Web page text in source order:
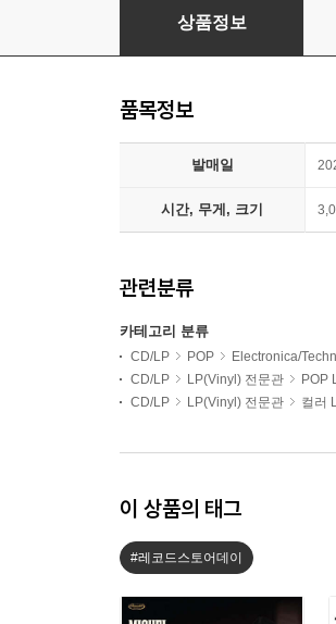
Junkie XL (정키 XL) -
상품정보
품목정보
발매일
시간, 무게, 크기
관련분류
카테고리 분류
CD/LP POP Electronica/
CD/LP
LP(Vinyl) 전문관
POP
CD/LP
LP(Vinyl) 전문관 컬러
이 상품의 태그
#레코드스토어데이